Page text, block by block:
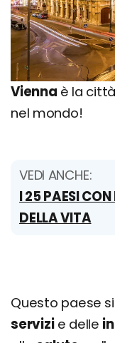
Vienna è la
nel mondo!
VEDI ANCHE:
I 25 PAESI
DELLA VITA
Questo paese
servizie delle